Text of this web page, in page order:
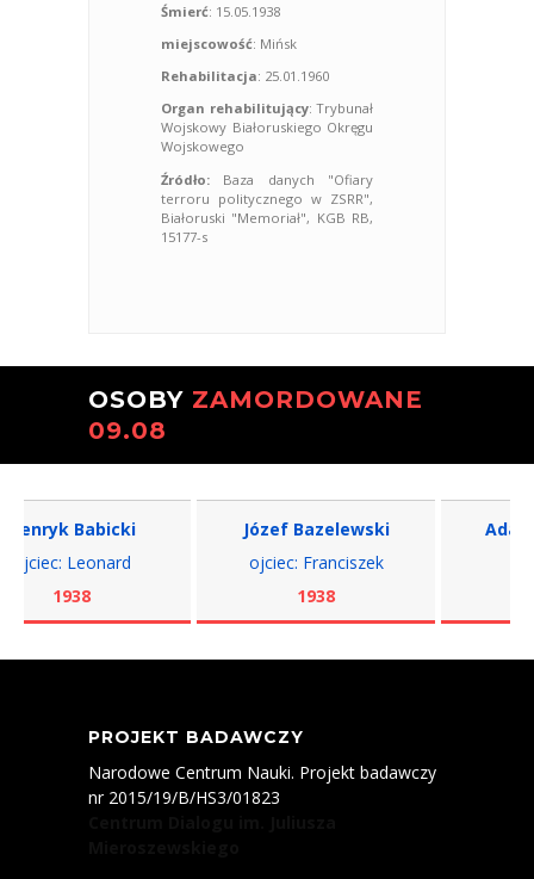
Śmierć: 15.05.1938
miejscowość: Mińsk
Rehabilitacja: 25.01.1960
Organ rehabilitujący: Trybunał
Wojskowy Białoruskiego Okręgu
Wojskowego
Źródło: Baza danych "Ofiary
terroru politycznego w ZSRR",
Białoruski "Memoriał", KGB RB,
15177-s
OSOBY ZAMORDOWANE
09.08
Babicki
Leonard
1938
Józef Bazelewski
ojciec: Franciszek
1938
Adam
PROJEKT BADAWCZY
Narodowe Centrum Nauki. Projekt badawczy
nr 2015/19/B/HS3/01823